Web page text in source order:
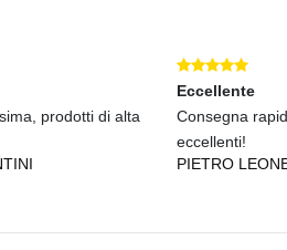
prodotti di alta
Eccellente
Consegna
eccellenti!
PIETRO